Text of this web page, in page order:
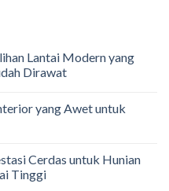
Lantai Modern yang
Dirawat
yang Awet untuk
Cerdas untuk Hunian
Tinggi